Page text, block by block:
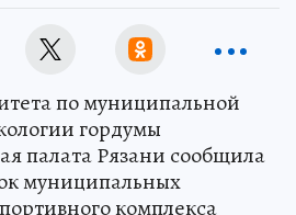
по муниципальной
гордумы
палата Рязани сообщила
муниципальных
комплекса